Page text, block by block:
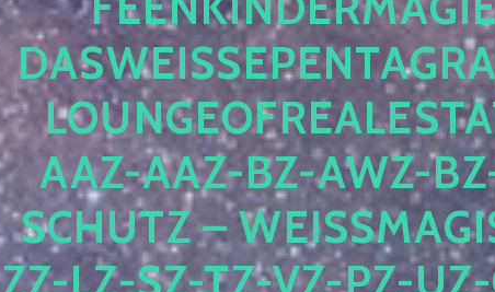
AZ-AAZ-BZ-AWZ-BZ-
CHUTZ –
-LZ-SZ-TZ-VZ-PZ-UZ-